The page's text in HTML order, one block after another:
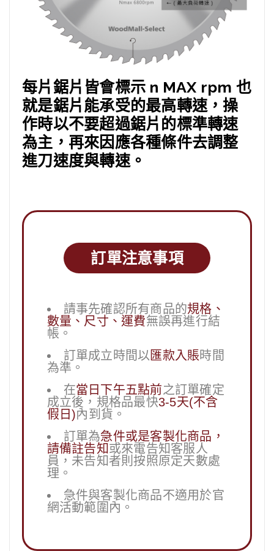
每片鋸片皆會標示 n MAX rpm 也
就是鋸片能承受的最高轉速，操
作時以不要超過鋸片的標準轉速
為主，再來因應各種條件去調整
進刀速度與轉速。
訂單注意事項
請事先確認所有商品的規格、
數量、尺寸、運費無誤再進行結
帳。
訂單成立時間以 匯款入賬時間
為準。
在當日下午五點前之訂單確定
成立後，規格品最快3-5天(不含
假日)內到貨。
訂單為急件或是客製化商品，
請備註告知或來電告知客服人
員，未告知者則按照原定天數處
理。
急件與客製化商品不適用於官
網活動範圍內。